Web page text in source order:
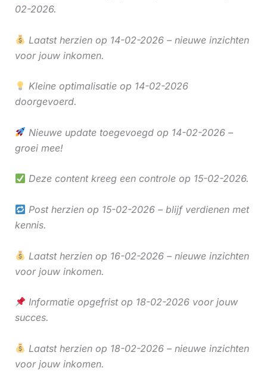
02-2026.
Laatst herzien op 14-02-2026 – nieuwe inzichten
voor jouw inkomen.
Kleine optimalisatie op 14-02-2026
doorgevoerd.
Nieuwe update toegevoegd op 14-02-2026 –
groei mee!
Deze content kreeg een controle op 15-02-2026.
Post herzien op 15-02-2026 – blijf verdienen met
kennis.
Laatst herzien op 16-02-2026 – nieuwe inzichten
voor jouw inkomen.
Informatie opgefrist op 18-02-2026 voor jouw
succes.
Laatst herzien op 18-02-2026 – nieuwe inzichten
voor jouw inkomen.